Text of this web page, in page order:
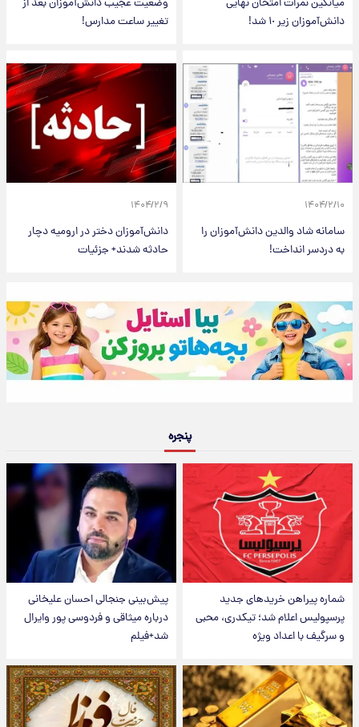
میانگین نمرات امتحان نهایی
دانش‌آموزان زیر ۱٠ شد!
وضعیت عجیب دانش‌آموزان بعد از
تغییر ساعت مدارس!
۱۴۰۴/۲/۱۰
سامانه شاد والدین دانش‌آموزان را
به دردسر انداخت!
۱۴۰۴/۲/۹
دانش‌آموزان دختر در ارومیه‌ دچار
حادثه شدند+ جزئیات
پنجره
شماره پیراهن خریدهای جدید
پرسپولیس اعلام شد؛ تیکدری، محبی
و سرگیف با اعداد ویژه
پیش‌بینی جنجالی احسان علیخانی
درباره میثاقی و فردوسی پور وایرال
شد+فیلم